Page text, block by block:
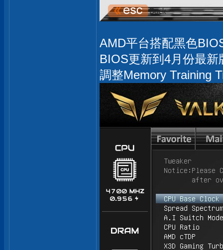
AMD平台搭配黑色
BIOS更新到4月份最
調整Memory Training